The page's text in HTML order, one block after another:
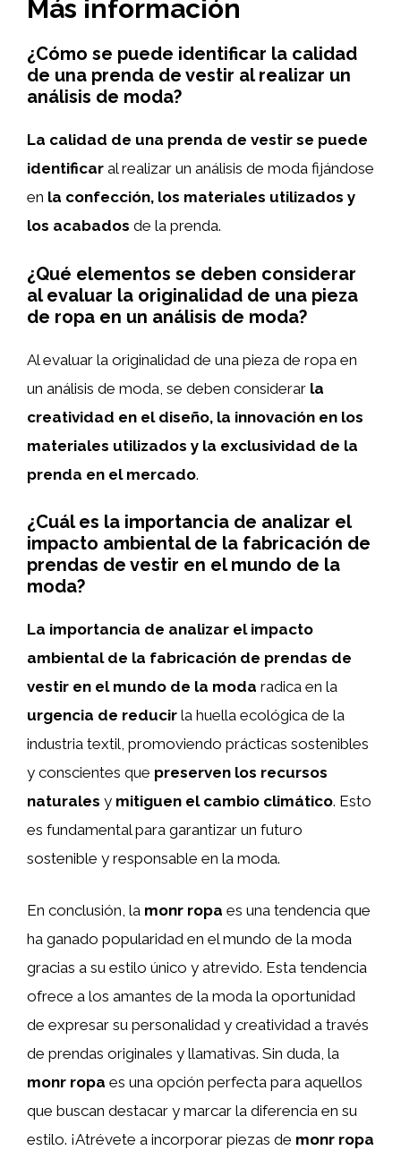
Más información
¿Cómo se puede identificar la calidad
de una prenda de vestir al realizar un
análisis de moda?
La calidad de una prenda de vestir se puede
identificar al realizar un análisis de moda fijándose
en la confección, los materiales utilizados y
los acabados de la prenda.
¿Qué elementos se deben considerar
al evaluar la originalidad de una pieza
de ropa en un análisis de moda?
Al evaluar la originalidad de una pieza de ropa en
un análisis de moda, se deben considerar la
creatividad en el diseño, la innovación en los
materiales utilizados y la exclusividad de la
prenda en el mercado.
¿Cuál es la importancia de analizar el
impacto ambiental de la fabricación de
prendas de vestir en el mundo de la
moda?
La importancia de analizar el impacto
ambiental de la fabricación de prendas de
vestir en el mundo de la moda radica en la
urgencia de reducir la huella ecológica de la
industria textil, promoviendo prácticas sostenibles
y conscientes que preserven los recursos
naturales y mitiguen el cambio climático. Esto
es fundamental para garantizar un futuro
sostenible y responsable en la moda.
En conclusión, la monr ropa es una tendencia que
ha ganado popularidad en el mundo de la moda
gracias a su estilo único y atrevido. Esta tendencia
ofrece a los amantes de la moda la oportunidad
de expresar su personalidad y creatividad a través
de prendas originales y llamativas. Sin duda, la
monr ropa es una opción perfecta para aquellos
que buscan destacar y marcar la diferencia en su
estilo. ¡Atrévete a incorporar piezas de monr ropa